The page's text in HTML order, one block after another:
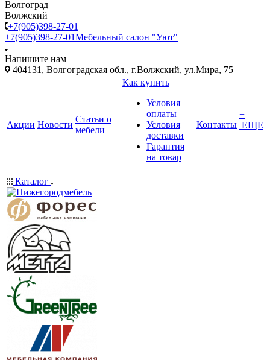
Волгоград
Волжский
+7(905)398-27-01
+7(905)398-27-01Мебельный салон "Уют"
Напишите нам
404131, Волгоградская обл., г.Волжский, ул.Мира, 75
Акции Новости
Статьи о
мебели
Как купить
Условия
оплаты
Условия
доставки
Гарантия
на товар
Контакты
+
ЕЩЕ
Каталог